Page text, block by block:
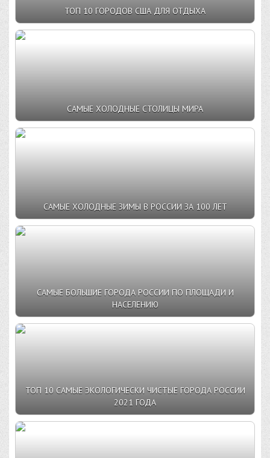
ТОП 10 ГОРОДОВ США ДЛЯ ОТДЫХА
САМЫЕ ХОЛОДНЫЕ СТОЛИЦЫ МИРА
САМЫЕ ХОЛОДНЫЕ ЗИМЫ В РОССИИ ЗА 100 ЛЕТ
САМЫЕ БОЛЬШИЕ ГОРОДА РОССИИ ПО ПЛОЩАДИ И
НАСЕЛЕНИЮ
ТОП 10 САМЫЕ ЭКОЛОГИЧЕСКИ ЧИСТЫЕ ГОРОДА РОССИИ
2021 ГОДА